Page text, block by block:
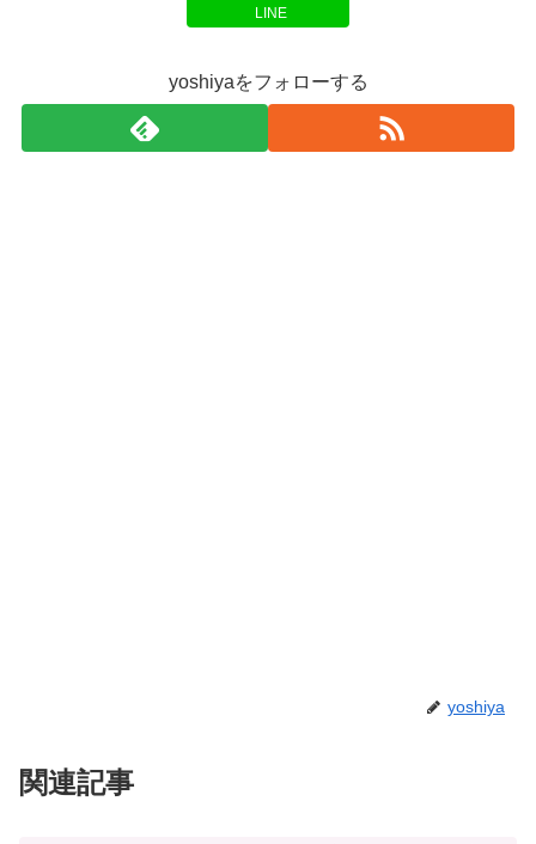
LINE
yoshiyaをフォローする
yoshiya
関連記事